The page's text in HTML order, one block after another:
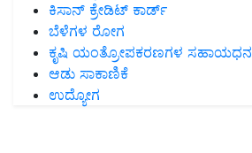
ಕಿಸಾನ್ ಕ್ರೇಡಿಟ್ ಕಾರ್ಡ್
ಬೆಳೆಗಳ ರೋಗ
ಕೃಷಿ ಯಂತ್ರೋಪಕರಣಗಳ ಸಹಾಯಧನ
ಆಡು ಸಾಕಾಣಿಕೆ
ಉದ್ಯೋಗ